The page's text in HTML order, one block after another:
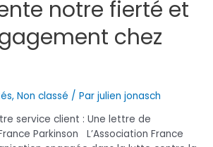
notre fierté et
chez
, Non classé / Par julien jonasch
service client : Une lettre de
Parkinson L’Association France